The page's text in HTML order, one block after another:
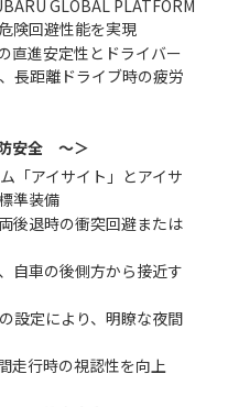
GLOBAL PLATFORM
険回避性能を実現
直進安定性とドライバー
長距離ドライブ時の疲労
安全 ～＞
「アイサイト」とアイサ
準装備
後退時の衝突回避または
自車の後側方から接近す
設定により、明瞭な夜間
走行時の視認性を向上